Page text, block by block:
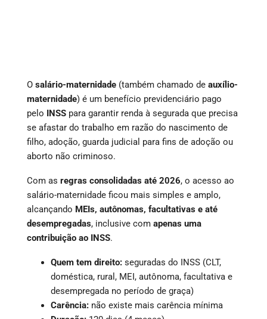
O salário-maternidade (também chamado de auxílio-
maternidade) é um benefício previdenciário pago
pelo INSS para garantir renda à segurada que precisa
se afastar do trabalho em razão do nascimento de
filho, adoção, guarda judicial para fins de adoção ou
aborto não criminoso.
Com as regras consolidadas até 2026, o acesso ao
salário-maternidade ficou mais simples e amplo,
alcançando MEIs, autônomas, facultativas e até
desempregadas, inclusive com apenas uma
contribuição ao INSS.
Quem tem direito: seguradas do INSS (CLT,
doméstica, rural, MEI, autônoma, facultativa e
desempregada no período de graça)
Carência: não existe mais carência mínima